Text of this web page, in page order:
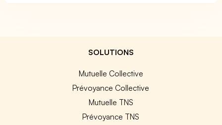
SOLUTIONS
Mutuelle Collective
Prévoyance Collective
Mutuelle TNS
Prévoyance TNS